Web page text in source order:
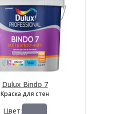
Dulux Bindo 7
Краска для стен
Цвет: